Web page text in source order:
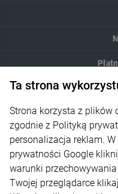
Ta strona
Strona korzysta z plików
zgodnie z Polityką
personalizacja reklam.
prywatności Google
warunki
Twojej przeglądarce